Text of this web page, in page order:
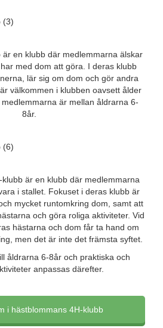
är en klubb där medlemmarna älskar
med dom att göra. I deras klubb
lär sig om dom och gör andra
välkommen i klubben oavsett ålder
är mellan åldrarna 6-
8år.
är en klubb där medlemmarna
i stallet. Fokuset i deras klubb är
mycket runtomkring dom, samt att
och göra roliga aktiviteter. Vid
hästarna och dom får ta hand om
men det är inte det främsta syftet.
åldrarna 6-8år och praktiska och
anpassas därefter.
i hästblommans 4H-klubb